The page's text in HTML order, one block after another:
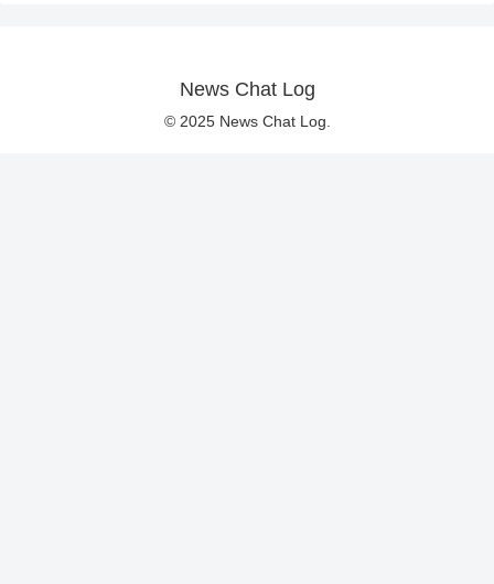
News Chat Log
© 2025 News Chat Log.